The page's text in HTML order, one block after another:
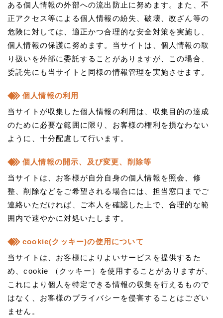
ある個人情報の外部への流出防止に努めます。また、不
正アクセス等による個人情報の紛失、破壊、改ざん等の
危険に対しては、適正かつ合理的な安全対策を実施し、
個人情報の保護に努めます。当サイトは、個人情報の取
り扱いを外部に委託することがありますが、この場合、
委託先にも当サイトと同様の情報管理を実施させます。
個人情報の利用
当サイトが収集した個人情報の利用は、収集目的の達成
のために必要な範囲に限り、お客様の権利を損なわない
ように、十分配慮して行います。
個人情報の開示、及び変更、削除等
当サイトは、お客様が自分自身の個人情報を照会、修
整、削除などをご希望される場合には、担当窓口までご
連絡いただければ、ご本人を確認した上で、合理的な範
囲内で速やかに対処いたします。
cookie(クッキー)の使用について
当サイトは、お客様によりよいサービスを提供するた
め、cookie （クッキー）を使用することがありますが、
これにより個人を特定できる情報の収集を行えるもので
はなく、お客様のプライバシーを侵害することはござい
ません。